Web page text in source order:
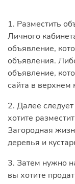
1. Разместить
Личного
объявление,
объявления.
объявление,
сайта в верхнем
2. Далее
хотите
Загородная
деревья и
3. Затем нужно
вы хотите